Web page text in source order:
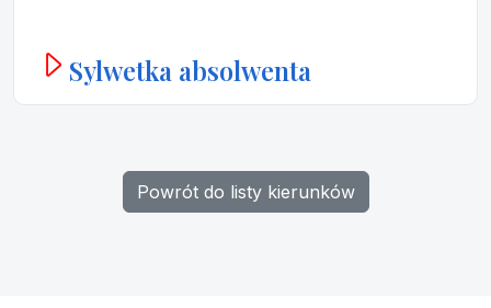
Sylwetka absolwenta
Powrót do listy kierunków